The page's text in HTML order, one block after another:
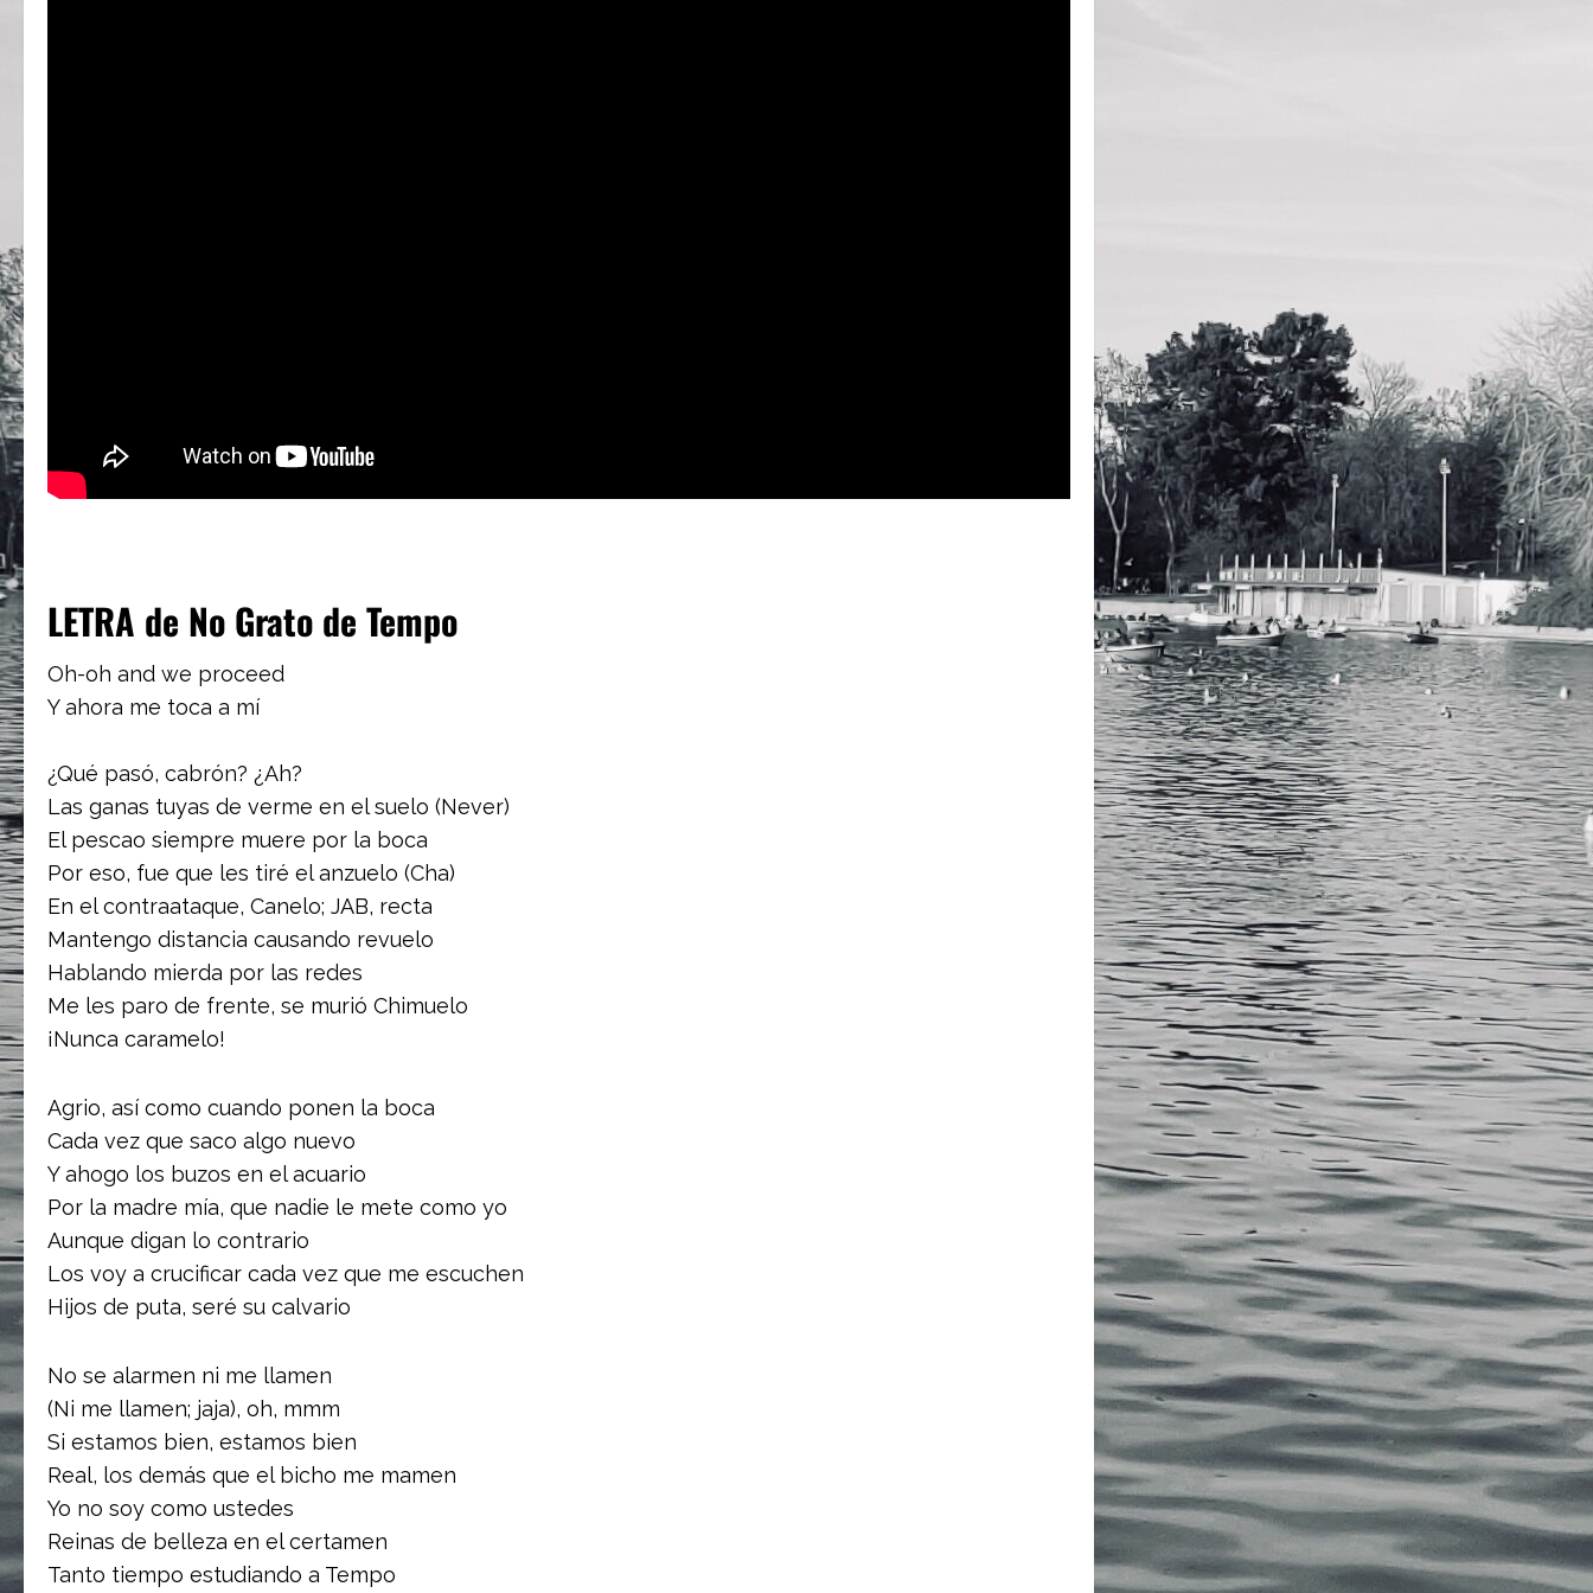
LETRA de No Grato de Tempo
Oh-oh and we proceed
Y ahora me toca a mí
¿Qué pasó, cabrón? ¿Ah?
Las ganas tuyas de verme en el suelo (Never)
El pescao siempre muere por la boca
Por eso, fue que les tiré el anzuelo (Cha)
En el contraataque, Canelo; JAB, recta
Mantengo distancia causando revuelo
Hablando mierda por las redes
Me les paro de frente, se murió Chimuelo
¡Nunca caramelo!
Agrio, así como cuando ponen la boca
Cada vez que saco algo nuevo
Y ahogo los buzos en el acuario
Por la madre mía, que nadie le mete como yo
Aunque digan lo contrario
Los voy a crucificar cada vez que me escuchen
Hijos de puta, seré su calvario
No se alarmen ni me llamen
(Ni me llamen; jaja), oh, mmm
Si estamos bien, estamos bien
Real, los demás que el bicho me mamen
Yo no soy como ustedes
Reinas de belleza en el certamen
Tanto tiempo estudiando a Tempo